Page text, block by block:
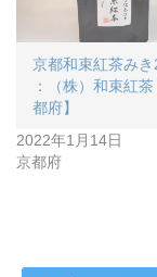
京都和束紅茶みき
：（株）和束紅
都府】
2022年1月14日
京都府